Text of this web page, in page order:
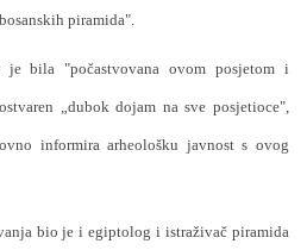
piramida".
bila "počastvovana ovom posjetom i
„dubok dojam na sve posjetioce",
informira arheološku javnost s ovog
bio je i egiptolog i istraživač piramida